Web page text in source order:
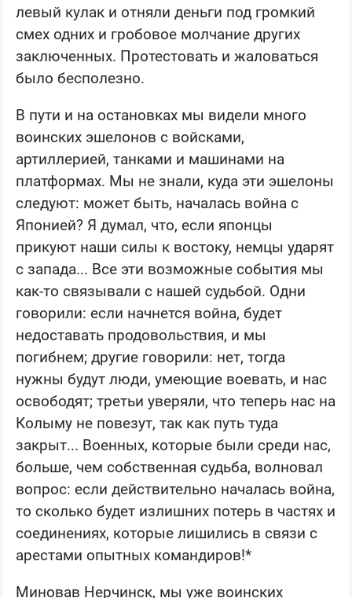
левый кулак и отняли деньги под громкий
смех одних и гробовое молчание других
заключенных. Протестовать и жаловаться
было бесполезно.
В пути и на остановках мы видели много
воинских эшелонов с войсками,
артиллерией, танками и машинами на
платформах. Мы не знали, куда эти эшелоны
следуют: может быть, началась война с
Японией? Я думал, что, если японцы
прикуют наши силы к востоку, немцы ударят
с запада... Все эти возможные события мы
как-то связывали с нашей судьбой. Одни
говорили: если начнется война, будет
недоставать продовольствия, и мы
погибнем; другие говорили: нет, тогда
нужны будут люди, умеющие воевать, и нас
освободят; третьи уверяли, что теперь нас на
Колыму не повезут, так как путь туда
закрыт... Военных, которые были среди нас,
больше, чем собственная судьба, волновал
вопрос: если действительно началась война,
то сколько будет излишних потерь в частях и
соединениях, которые лишились в связи с
арестами опытных командиров!*
Миновав Нерчинск, мы уже воинских